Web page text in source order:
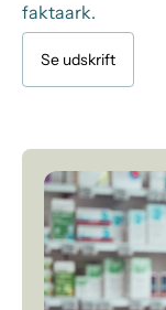
faktaark.
Se udskrift